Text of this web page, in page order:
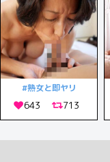
#熟女と即ヤリ